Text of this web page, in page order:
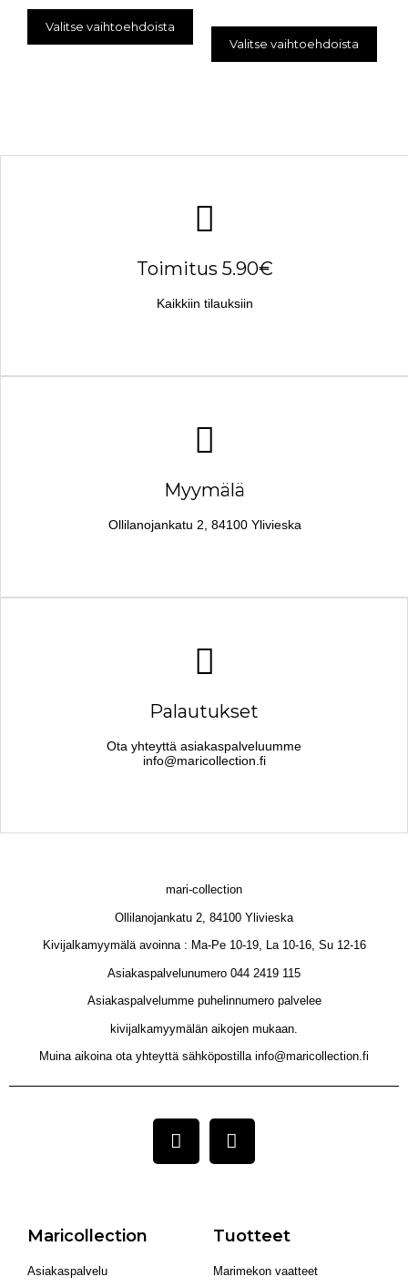
Valitse vaihtoehdoista
Valitse vaihtoehdoista
Toimitus 5.90€
Kaikkiin tilauksiin
Myymälä
Ollilanojankatu 2, 84100 Ylivieska
Palautukset
Ota yhteyttä asiakaspalveluumme
info@maricollection.fi
mari-collection
Ollilanojankatu 2, 84100 Ylivieska
Kivijalkamyymälä avoinna : Ma-Pe 10-19, La 10-16, Su 12-16
Asiakaspalvelunumero 044 2419 115
Asiakaspalvelumme puhelinnumero palvelee
kivijalkamyymälän aikojen mukaan.
Muina aikoina ota yhteyttä sähköpostilla info@maricollection.fi
Maricollection
Asiakaspalvelu
Tuotteet
Marimekon vaatteet